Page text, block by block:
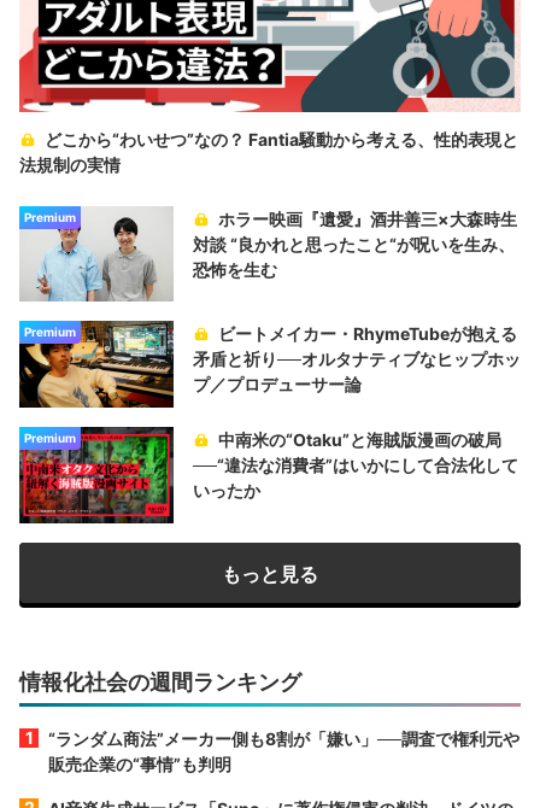
どこから“わいせつ”なの？ Fantia騒動から考える、性的表現と
法規制の実情
Premium
ホラー映画『遺愛』酒井善三×大森時生
対談 “良かれと思ったこと“が呪いを生み、
恐怖を生む
Premium
ビートメイカー・RhymeTubeが抱える
矛盾と祈り──オルタナティブなヒップホッ
プ／プロデューサー論
Premium
中南米の“Otaku”と海賊版漫画の破局
──“違法な消費者”はいかにして合法化して
いったか
もっと見る
情報化社会の週間ランキング
“ランダム商法”メーカー側も8割が「嫌い」──調査で権利元や
販売企業の“事情”も判明